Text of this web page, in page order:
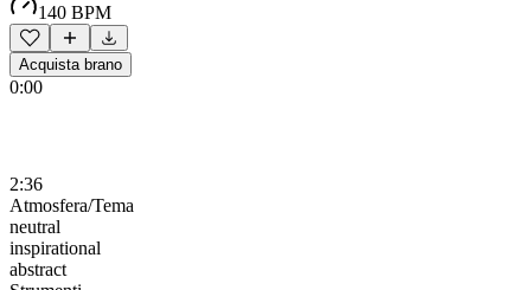
140 BPM
Acquista brano
0:00
2:36
Atmosfera/Tema
neutral
inspirational
abstract